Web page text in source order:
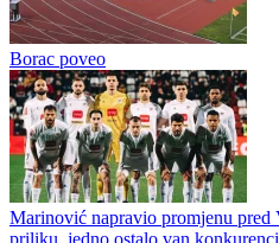
Vico Zeljković: Nova sezona
iskorak za naš fudbal
Borac propustio priliku da zatrpa